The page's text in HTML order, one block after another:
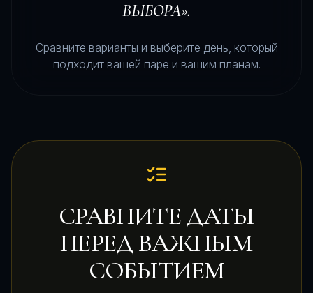
ВЫБОРА».
Сравните варианты и выберите день, который
подходит вашей паре и вашим планам.
СРАВНИТЕ ДАТЫ
ПЕРЕД ВАЖНЫМ
СОБЫТИЕМ